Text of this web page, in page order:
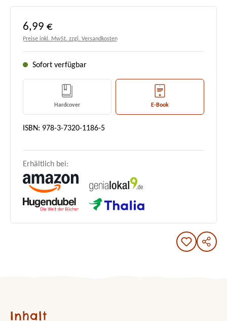
Regulärer Preis:
6,99 €
Preise inkl. MwSt. zzgl. Versandkosten
Sofort verfügbar
Hardcover E-Book
ISBN: 978-3-7320-1186-5
Erhältlich bei:
Inhalt